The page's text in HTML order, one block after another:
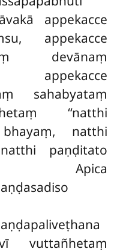
appekacce
appekacce
devānaṃ
appekacce
sahabyataṃ
‘‘natthi
natthi
paṇḍitato
Apica
vuttañhetaṃ